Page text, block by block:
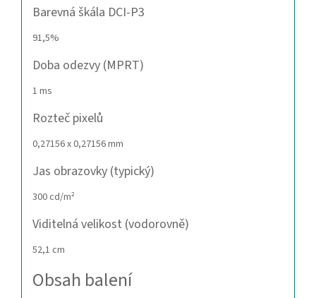
Barevná škála DCI-P3
91,5%
Doba odezvy (MPRT)
1 ms
Rozteč pixelů
0,27156 x 0,27156 mm
Jas obrazovky (typický)
300 cd/m²
Viditelná velikost (vodorovně)
52,1 cm
Obsah balení